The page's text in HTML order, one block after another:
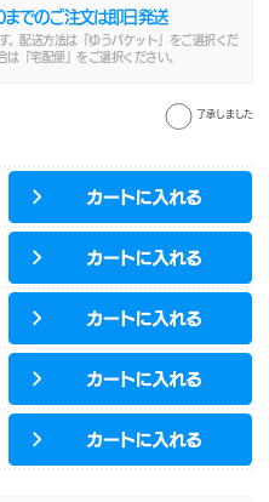
までのご注文は即日発送
。配送方法は「ゆうパケット」をご選択くだ
「宅配便」をご選択ください。
了承しました